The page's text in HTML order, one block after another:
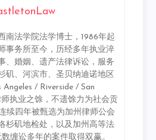
南法学院法学博士，1986年起
事务所至今，历经多年执业淬
、婚姻、遗产法律诉讼，服务
矶、河滨市、圣贝纳迪诺地区
Angeles / Riverside / San
执业之馀，不遗馀力为社会贡
续四年被甄选为加州律师公会
杉矶地检处，以及加州高等法
缠讼多年的案件取得双赢。